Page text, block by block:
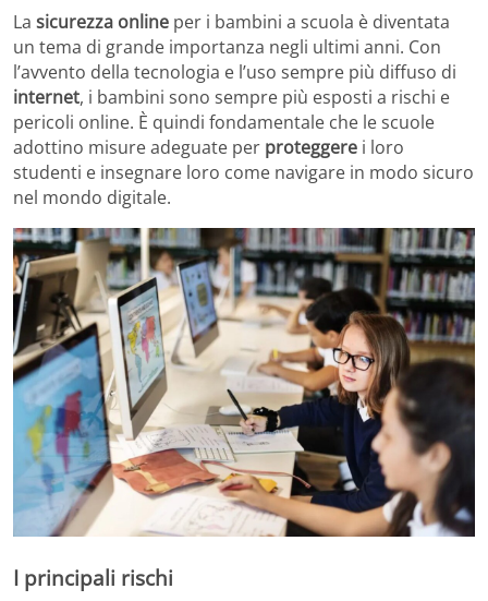
La sicurezza online per i bambini a scuola è diventata
un tema di grande importanza negli ultimi anni. Con
l’avvento della tecnologia e l’uso sempre più diffuso di
internet, i bambini sono sempre più esposti a rischi e
pericoli online. È quindi fondamentale che le scuole
adottino misure adeguate per proteggere i loro
studenti e insegnare loro come navigare in modo sicuro
nel mondo digitale.
I principali rischi